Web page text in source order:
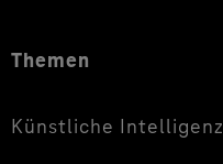
Themen
Künstliche Intelligenz